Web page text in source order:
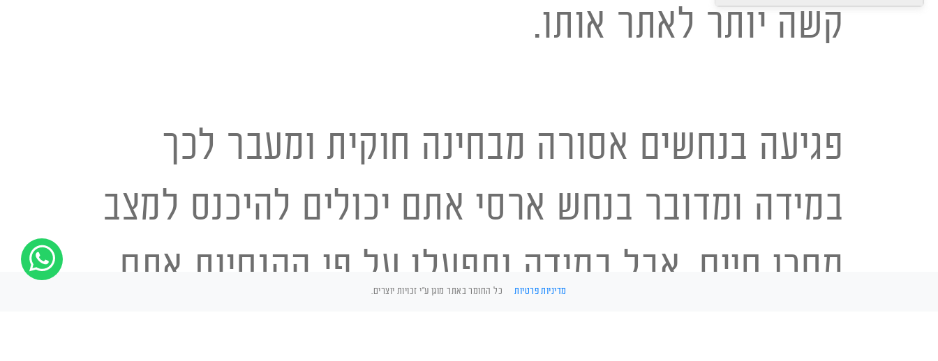
קשה יותר לאתר אותו.
פגיעה בנחשים אסורה מבחינה חוקית ומעבר לכך
במידה ומדובר בנחש ארסי אתם יכולים להיכנס למצב
מסכן חיים, אבל במידה ותפעלו על פי ההנחיות אתם
מדיניות פרטיותכל החומר באתר מוגן ע"י זכויות יוצרים.